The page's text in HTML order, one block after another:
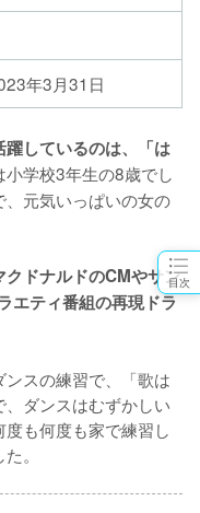
目次
年3月31日
しているのは、「は
小学校3年生の8歳でし
元気いっぱいの女の
クドナルドのCMやサン
エティ番組の再現ドラ
スの練習で、「歌は
ダンスはむずかしい
も何度も家で練習し
。